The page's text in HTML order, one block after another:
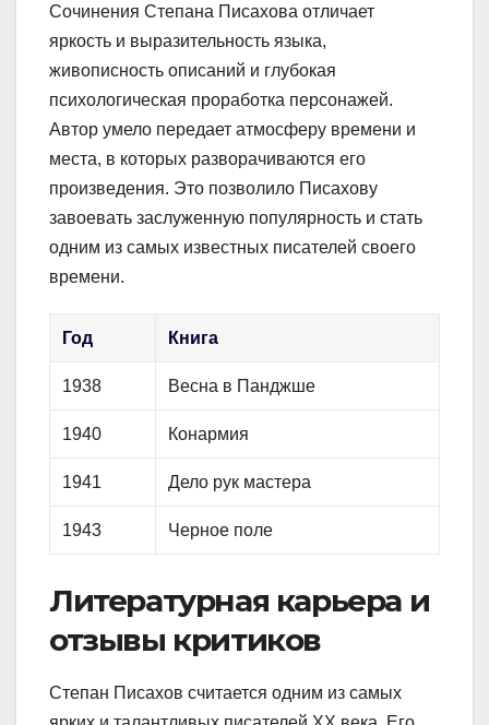
Сочинения Степана Писахова отличает
яркость и выразительность языка,
живописность описаний и глубокая
психологическая проработка персонажей.
Автор умело передает атмосферу времени и
места, в которых разворачиваются его
произведения. Это позволило Писахову
завоевать заслуженную популярность и стать
одним из самых известных писателей своего
времени.
Год Книга
1938 Весна в Панджше
1940 Конармия
1941 Дело рук мастера
1943 Черное поле
Литературная карьера и
отзывы критиков
Степан Писахов считается одним из самых